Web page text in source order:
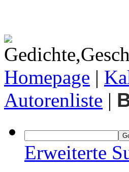
Homepage |
Autorenliste |
Erweiterte